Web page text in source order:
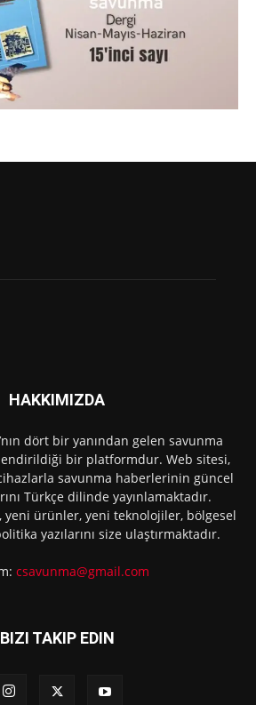
HAKKIMIZDA
dört bir yanından gelen savunma
bir platformdur. Web sitesi,
savunma haberlerinin güncel
Türkçe dilinde yayınlamaktadır.
yeni ürünler, yeni teknolojiler, bölgesel
yazılarını size ulaştırmaktadır.
csavunma@gmail.com
BIZI TAKIP EDIN